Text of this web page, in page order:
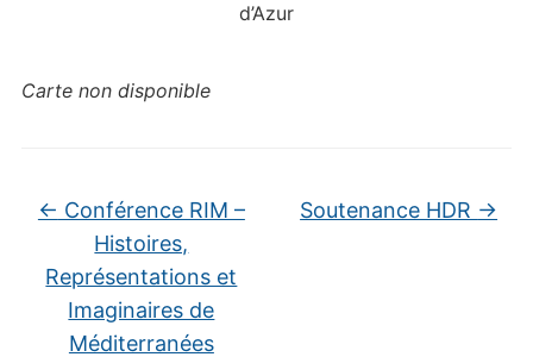
d’Azur
Carte non disponible
← Conférence RIM –
Histoires,
Représentations et
Imaginaires de
Méditerranées
Soutenance HDR →